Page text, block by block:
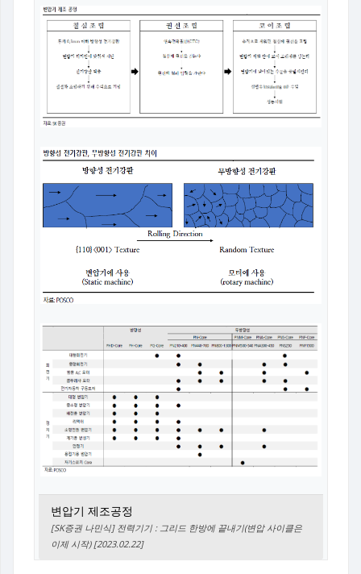
변압기 제조공정
[SK증권 나민식] 전력기기 : 그리드 한방에 끝내기(변압 사이클은
이제 시작) [2023.02.22]